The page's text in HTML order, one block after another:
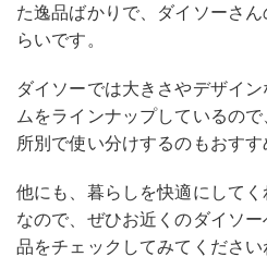
た逸品ばかりで、ダイソーさ
らいです。
ダイソーでは大きさやデザイ
ムをラインナップしているの
所別で使い分けするのもおすす
他にも、暮らしを快適にして
なので、ぜひお近くのダイソ
品をチェックしてみてください